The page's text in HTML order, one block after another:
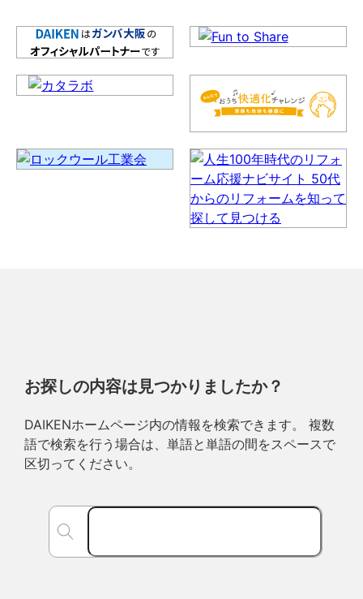
お探しの内容は見つかりましたか？
DAIKENホームページ内の情報を検索できます。 複数
語で検索を行う場合は、単語と単語の間をスペースで
区切ってください。